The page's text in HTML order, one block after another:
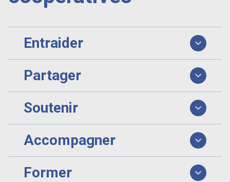
Entraider
Partager
Soutenir
Accompagner
Former